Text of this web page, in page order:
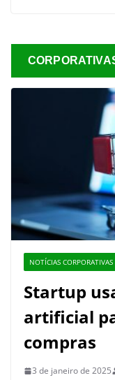
NOTÍCIAS CORPORATIVAS
Startup
artificial
compras
3 de janeiro de 2025